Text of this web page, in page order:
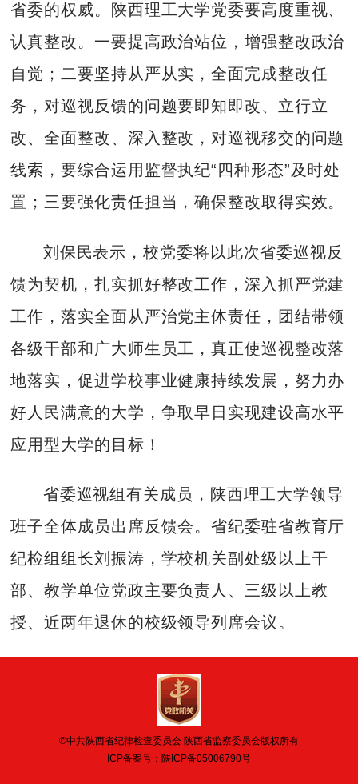
省委的权威。陕西理工大学党委要高度重视、
认真整改。一要提高政治站位，增强整改政治
自觉；二要坚持从严从实，全面完成整改任
务，对巡视反馈的问题要即知即改、立行立
改、全面整改、深入整改，对巡视移交的问题
线索，要综合运用监督执纪“四种形态”及时处
置；三要强化责任担当，确保整改取得实效。
刘保民表示，校党委将以此次省委巡视反
馈为契机，扎实抓好整改工作，深入抓严党建
工作，落实全面从严治党主体责任，团结带领
各级干部和广大师生员工，真正使巡视整改落
地落实，促进学校事业健康持续发展，努力办
好人民满意的大学，争取早日实现建设高水平
应用型大学的目标！
省委巡视组有关成员，陕西理工大学领导
班子全体成员出席反馈会。省纪委驻省教育厅
纪检组组长刘振涛，学校机关副处级以上干
部、教学单位党政主要负责人、三级以上教
授、近两年退休的校级领导列席会议。
©中共陕西省纪律检查委员会 陕西省监察委员会版权所有
ICP备案号： 陕ICP备05006790号